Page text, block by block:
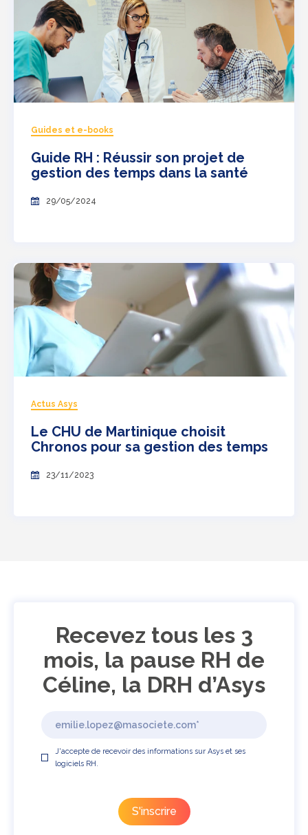
Guides et e-books
Guide RH : Réussir son projet de
gestion des temps dans la santé
29/05/2024
Actus Asys
Le CHU de Martinique choisit
Chronos pour sa gestion des temps
23/11/2023
Recevez tous les 3
mois, la pause RH de
Céline, la DRH d’Asys
J'accepte de recevoir des informations sur Asys et ses
logiciels RH.